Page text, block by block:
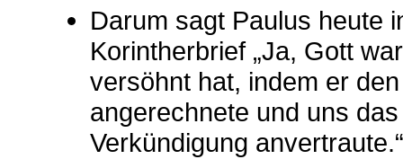
Darum sagt Paulus heute
Korintherbrief „Ja, Gott
versöhnt hat, indem er
angerechnete und uns
Verkündigung anvertraute.“